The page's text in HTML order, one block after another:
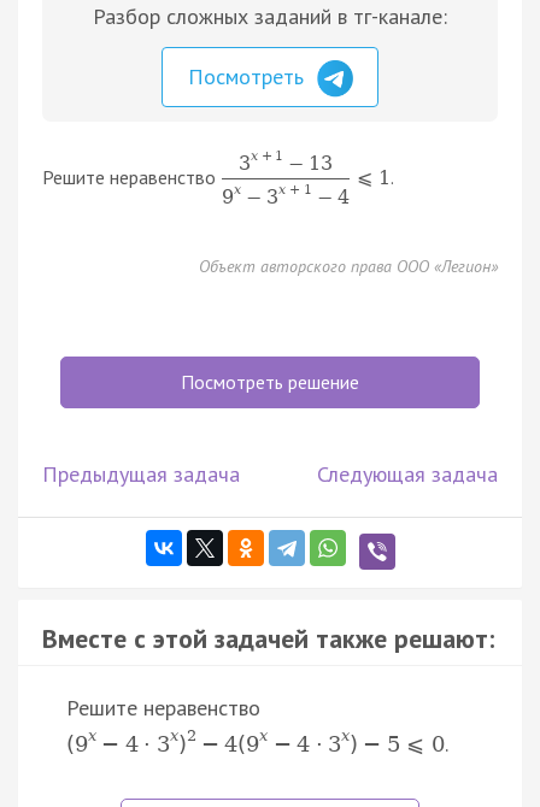
Разбор сложных заданий в тг-канале:
Посмотреть
Решите неравенство
3x + 1 − 13
9x − 3x + 1 − 4
⩽ 1 .
Объект авторского права ООО «Легион»
Посмотреть решение
Предыдущая задача Следующая задача
Вместе с этой задачей также решают:
Решите неравенство
(9x − 4 ⋅ 3x)2 − 4(9x − 4 ⋅ 3x) − 5 ⩽ 0.